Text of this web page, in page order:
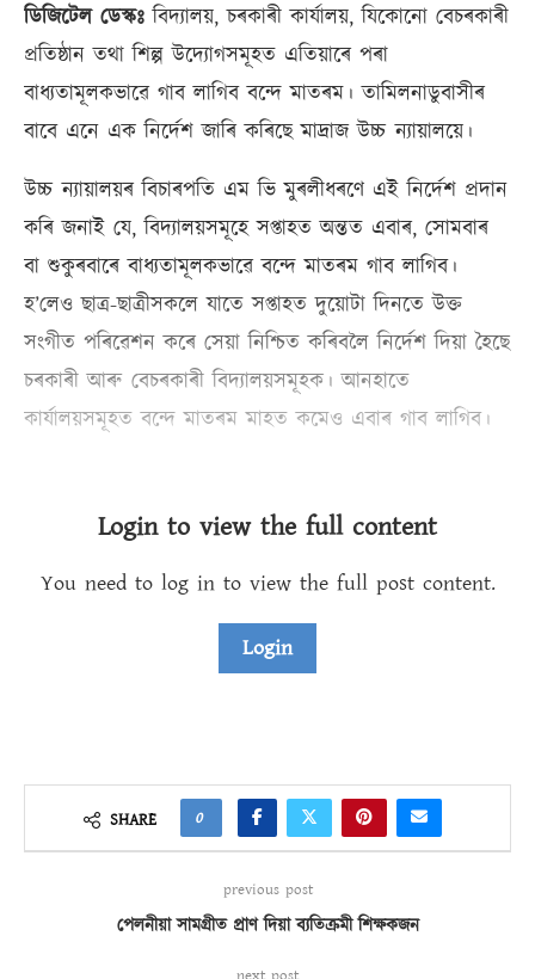
ডিজিটেল ডেস্কঃ বিদ্যালয়, চৰকাৰী কাৰ্যালয়, যিকোনো বেচৰকাৰী
প্ৰতিষ্ঠান তথা শিল্প উদ্যোগসমূহত এতিয়াৰে পৰা
বাধ্যতামূলকভাৱে গাব লাগিব বন্দে মাতৰম। তামিলনাডুবাসীৰ
বাবে এনে এক নিৰ্দেশ জাৰি কৰিছে মাদ্ৰাজ উচ্চ ন্যায়ালয়ে।
উচ্চ ন্যায়ালয়ৰ বিচাৰপতি এম ভি মুৰলীধৰণে এই নিৰ্দেশ প্ৰদান
কৰি জনাই যে, বিদ্যালয়সমূহে সপ্তাহত অন্তত এবাৰ, সোমবাৰ
বা শুকুৰবাৰে বাধ্যতামূলকভাৱে বন্দে মাতৰম গাব লাগিব।
হ’লেও ছাত্ৰ-ছাত্ৰীসকলে যাতে সপ্তাহত দুয়োটা দিনতে উক্ত
সংগীত পৰিৱেশন কৰে সেয়া নিশ্চিত কৰিবলৈ নিৰ্দেশ দিয়া হৈছে
চৰকাৰী আৰু বেচৰকাৰী বিদ্যালয়সমূহক। আনহাতে
কাৰ্যালয়সমূহত বন্দে মাতৰম মাহত কমেও এবাৰ গাব লাগিব।
Login to view the full content
You need to log in to view the full post content.
Login
SHARE 0
previous post
পেলনীয়া সামগ্ৰীত প্ৰাণ দিয়া ব্যতিক্ৰমী শিক্ষকজন